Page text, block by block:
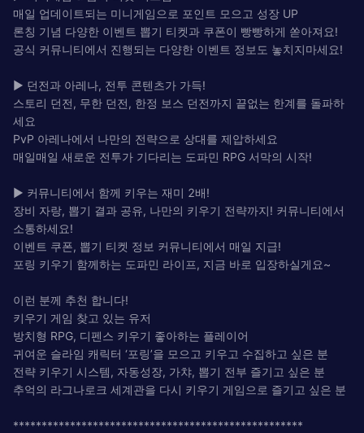
매일 업데이트되는 미니게임으로 포인트 모으고 성장 UP
론칭 기념 다양한 이벤트 뽑기 티켓과 쿠폰이 빵빵하게 쏟아져요!
공식 커뮤니티에서 진행되는 다양한 이벤트 정보도 놓치지마세요!
▶ 던전과 아레나, 전투 콘텐츠가 가득!
스토리 던전, 무한 던전, 한정 보스 던전까지 끝없는 한계를 돌파하
세요
PvP 아레나에서 나만의 전략으로 상대를 제압하세요
매일매일 새로운 전투가 기다리는 도파민 RPG 서막의 시작!
▶ 커뮤니티에서 함께 키우는 재미 2배!
장비 자랑, 뽑기 결과 공유, 나만의 키우기 전략까지! 커뮤니티에서
소통하세요!
이벤트 쿠폰, 뽑기 티켓 정보 커뮤니티에서 매일 지급!
포링 키우기 함께하는 도파민 라이프, 지금 바로 입장하실게요~
이런 분께 추천 합니다!
키우기 게임 찾고 있는 유저
방치형 RPG, 디펜스 키우기 좋아하는 플레이어
귀여운 슬라임 캐릭터 ‘포링’을 모으고 키우고 수집하고 싶은 분
전략 키우기 시스템, 자동성장, 가챠, 뽑기 전부 즐기고 싶은 분
추억의 라그나로크 세계관을 다시 키우기 게임으로 즐기고 싶은 분
***************************************************